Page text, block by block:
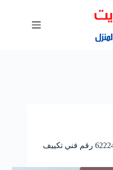
فني تكييف غرب مشرف 62224041 رقم فني تكييف